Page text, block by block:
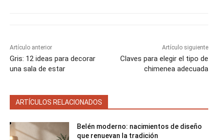
Artículo anterior
Gris: 12 ideas para decorar
una sala de estar
Artículo siguiente
Claves para elegir el tipo de
chimenea adecuada
ARTÍCULOS RELACIONADOS
Belén moderno: nacimientos de diseño
que renuevan la tradición